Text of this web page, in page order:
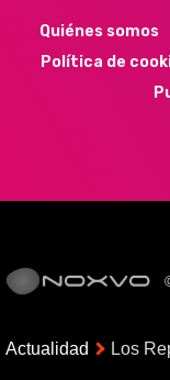
Quiénes somos
Política de
Actualidad Los